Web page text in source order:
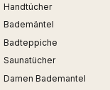
Handtücher
Bademäntel
Badteppiche
Saunatücher
Damen Bademantel